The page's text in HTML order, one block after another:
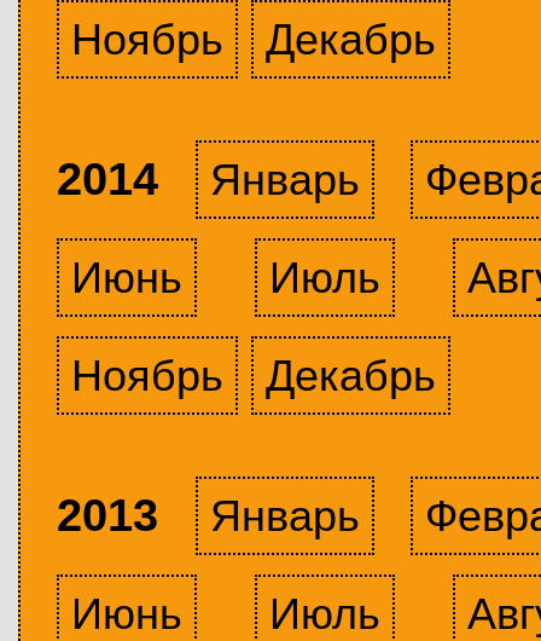
Ноябрь
Декабрь
2014 Январь
Июнь
Июль
Ноябрь
Декабрь
2013 Январь
Июнь
Июль